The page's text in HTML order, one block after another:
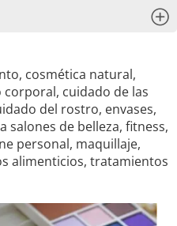
cosmética natural,
cuidado de las
del rostro, envases,
salones de belleza, fitness,
personal, maquillaje,
alimenticios, tratamientos